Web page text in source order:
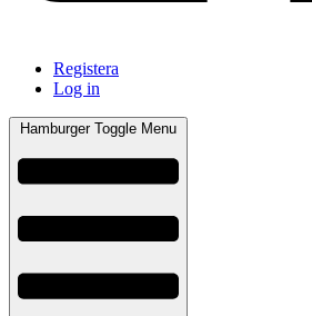
Registera
Log in
Hamburger Toggle Menu